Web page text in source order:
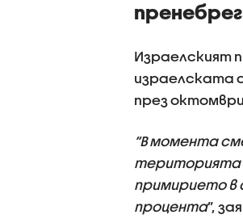
Израелският
израелската
през
“В момента
територията
примирието в
процента”,